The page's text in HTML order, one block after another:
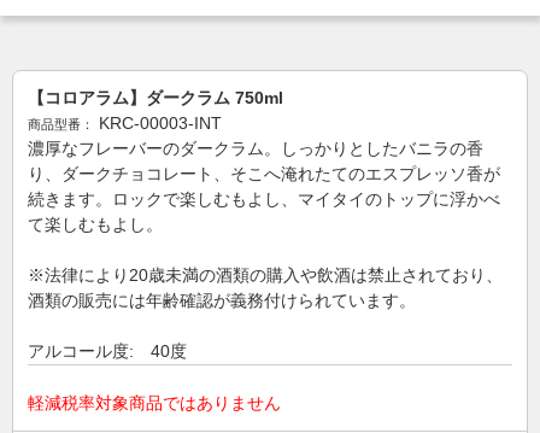
【コロアラム】ダークラム 750ml
商品型番：
KRC-00003-INT
濃厚なフレーバーのダークラム。しっかりとしたバニラの香
り、ダークチョコレート、そこへ淹れたてのエスプレッソ香が
続きます。ロックで楽しむもよし、マイタイのトップに浮かべ
て楽しむもよし。
※法律により20歳未満の酒類の購入や飲酒は禁止されており、
酒類の販売には年齢確認が義務付けられています。
アルコール度: 40度
軽減税率対象商品ではありません